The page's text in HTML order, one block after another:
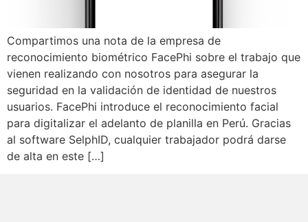
Compartimos una nota de la empresa de
reconocimiento biométrico FacePhi sobre el trabajo que
vienen realizando con nosotros para asegurar la
seguridad en la validación de identidad de nuestros
usuarios. FacePhi introduce el reconocimiento facial
para digitalizar el adelanto de planilla en Perú. Gracias
al software SelphID, cualquier trabajador podrá darse
de alta en este […]